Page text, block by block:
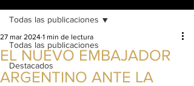
Todas las publicaciones
Destacados
Todas las publicaciones
EL NUEVO EMBAJADOR
ARGENTINO ANTE LA
27 mar 2024 1 min de lectura